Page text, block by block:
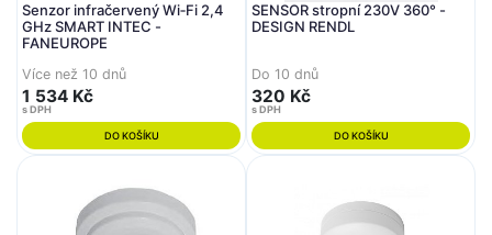
Senzor infračervený Wi‑Fi 2,4
GHz SMART INTEC -
FANEUROPE
Více než 10 dnů
1 534 Kč
s DPH
DO KOŠÍKU
SENSOR stropní 230V 360° -
DESIGN RENDL
Do 10 dnů
320 Kč
s DPH
DO KOŠÍKU